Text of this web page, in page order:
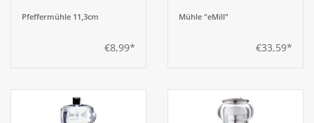
Pfeffermühle 11,3cm
€8,99*
Mühle "eMill"
€33,59*